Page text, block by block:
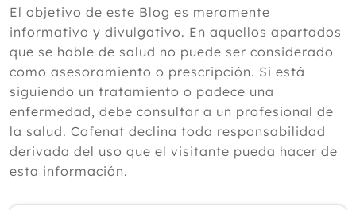
2025
2024
2023
Diciembre
Noviembre
Octubre
Septiembre
Agosto
Julio
El objetivo de este Blog es meramente
informativo y divulgativo. En aquellos apartados
que se hable de salud no puede ser considerado
como asesoramiento o prescripción. Si está
siguiendo un tratamiento o padece una
enfermedad, debe consultar a un profesional de
la salud. Cofenat declina toda responsabilidad
derivada del uso que el visitante pueda hacer de
esta información.